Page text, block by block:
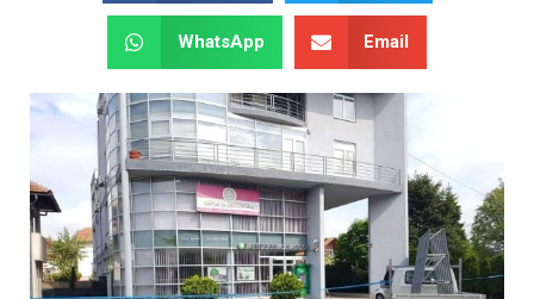
WhatsApp Email